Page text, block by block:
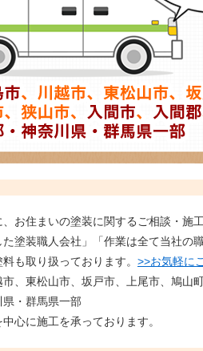
お住まいの塗装に関するご相談・施
た塗装職人会社」「作業は全て当社
も取り扱っております。 >>お気軽に
、東松山市、坂戸市、上尾市、鳩山
・群馬県一部
中心に施工を承っております。